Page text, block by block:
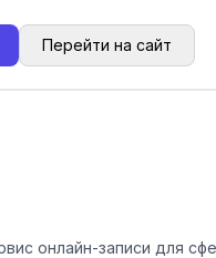
Перейти на сайт
онлайн-записи для